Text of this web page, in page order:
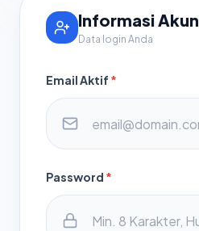
Informasi Akun
Data login Anda
Email Aktif *
Password *